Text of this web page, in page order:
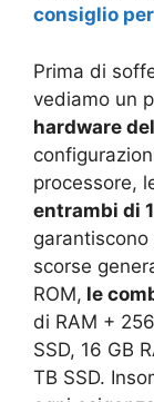
consiglio
Prima di
vediamo un
hardware
processore,
entrambi di
scorse
ROM, le
di RAM +
SSD, 16 GB
TB SSD.